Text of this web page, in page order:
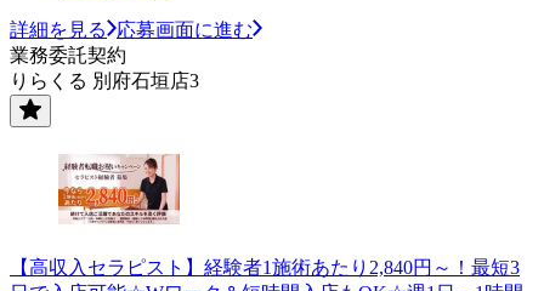
詳細を見る
応募画面に進む
業務委託契約
りらくる 別府石垣店3
【高収入セラピスト】経験者1施術あたり2,840円～！最短3